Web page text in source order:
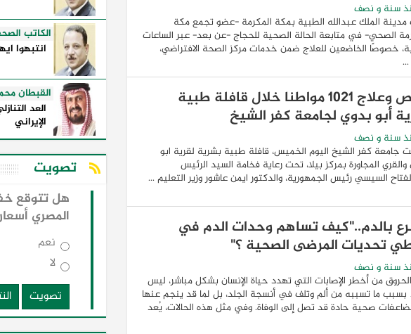
سنة و نصف
مدينة الملك عبدالله الطبية بمكة المكرمة -عضو تجمع مكة
الصحي- في متابعة الحالة الصحية للحجاج -عن بعد- عبر الساعات
خصوصًا الخاضعين للعلاج ضمن خدمات مركز الصحة الافتراضي،
فحص وعلاج 1021 مواطنا خلال قافلة طبية
أبو بدوي لجامعة كفر الشيخ
سنة و نصف
جامعة كفر الشيخ اليوم الخميس، قافلة طبية بشرية لقرية ابو
المجاورة بمركز بيلا، تحت رعاية فخامة السيد الرئيس
السيسي رئيس الجمهورية، والدكتور ايمن عاشور وزير التعليم ...
بالدم.."كيف تساهم وحدات الدم في
تحديات المرضى الصحية ؟"
سنة و نصف
من أخطر الإصابات التي تهدد حياة الإنسان بشكل مباشر، ليس
ما تسببه من ألم وتلف في أنسجة الجلد، بل لما قد ينجم عنها
صحية حادة قد تصل إلى الوفاة. وفي مثل هذه الحالات، يُعد
الكاتب
انتبهوا
القبطان
العد
الإيراني
تصويت
هل تتوقع
المصري
نعم
لا
تصويت